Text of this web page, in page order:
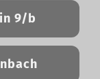
9/b